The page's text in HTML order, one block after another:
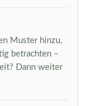
Muster hinzu,
betrachten –
Dann weiter